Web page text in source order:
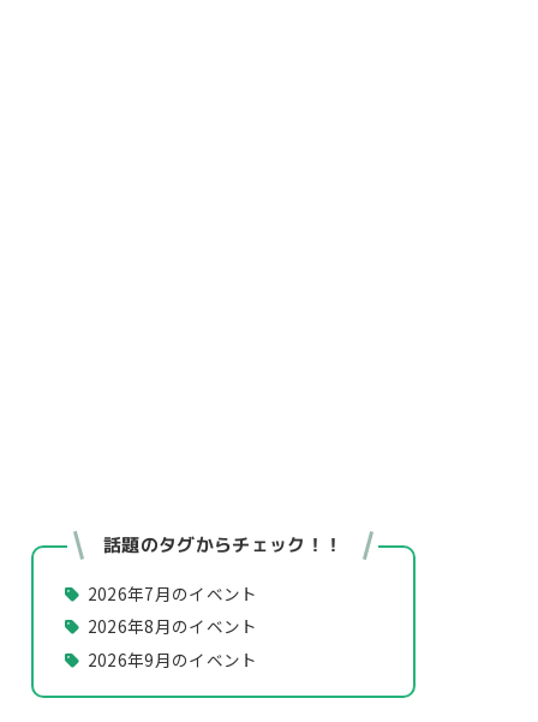
話題のタグからチェック！！
2026年7月のイベント
2026年8月のイベント
2026年9月のイベント